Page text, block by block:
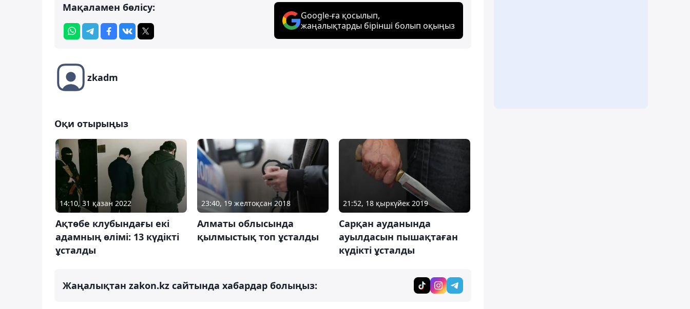
Мақаламен бөлісу:
Google-ға қосылып,
жаңалықтарды бірінші болып оқыңыз
zkadm
Оқи отырыңыз
14:10, 31 қазан 2022
Ақтөбе клубындағы екі
адамның өлімі: 13 күдікті
ұсталды
23:40, 19 желтоқсан 2018
Алматы облысында
қылмыстық топ ұсталды
21:52, 18 қыркүйек 2019
Сарқан ауданында
ауылдасын пышақтаған
күдікті ұсталды
Жаңалықтан zakon.kz сайтында хабардар болыңыз: